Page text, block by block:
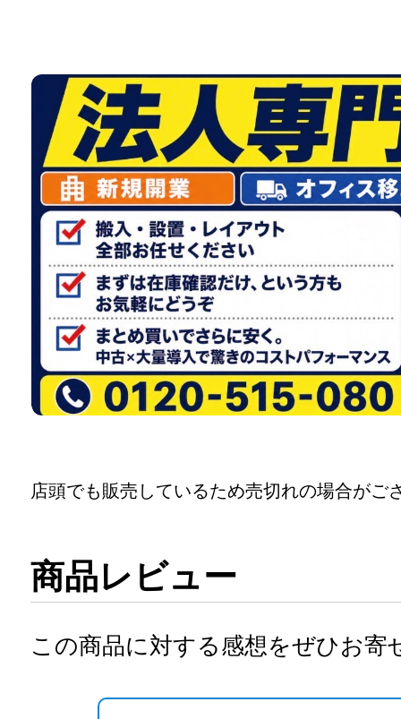
店頭でも販売しているため売切れの場合がご
商品レビュー
この商品に対する感想をぜひお寄